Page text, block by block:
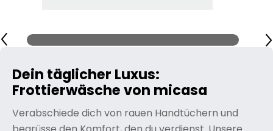
Dein täglicher Luxus:
Frottierwäsche von micasa
Verabschiede dich von rauen Handtüchern und